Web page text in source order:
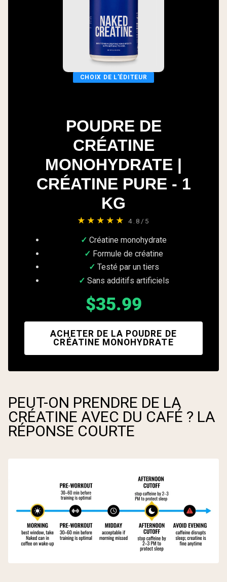
CHOIX DE L’ÉDITEUR
POUDRE DE
CRÉATINE
MONOHYDRATE |
CRÉATINE PURE - 1
KG
★★★★★ 4.8/5
Créatine monohydrate
Formule de créatine
Testé par un tiers
Sans additifs artificiels
$35.99
ACHETER DE LA POUDRE DE
CRÉATINE MONOHYDRATE
PEUT-ON PRENDRE DE LA
CRÉATINE AVEC DU CAFÉ ? LA
RÉPONSE COURTE